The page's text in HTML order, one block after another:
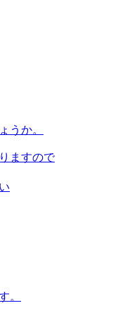
うか。
ますので
。